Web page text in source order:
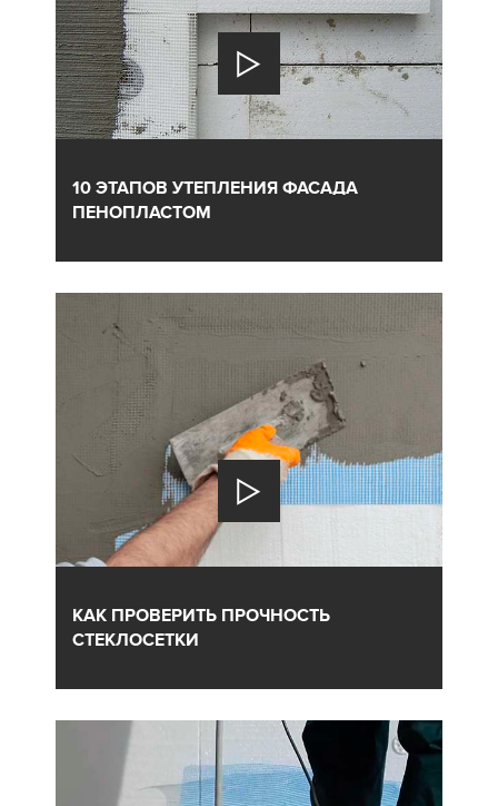
10 ЭТАПОВ УТЕПЛЕНИЯ ФАСАДА
ПЕНОПЛАСТОМ
КАК ПРОВЕРИТЬ ПРОЧНОСТЬ
СТЕКЛОСЕТКИ